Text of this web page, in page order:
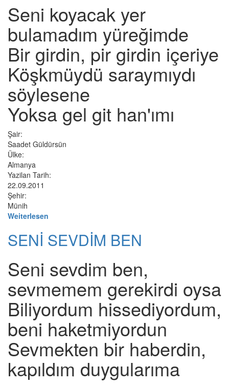
Seni koyacak yer
bulamadım yüreğimde
Bir girdin, pir girdin içeriye
Köşkmüydü saraymıydı
söylesene
Yoksa gel git han'ımı
Şair:
Saadet Güldürsün
Ülke:
Almanya
Yazilan Tarih:
22.09.2011
Şehir:
Münih
Weiterlesen
SENİ SEVDİM BEN
Seni sevdim ben,
sevmemem gerekirdi oysa
Biliyordum hissediyordum,
beni haketmiyordun
Sevmekten bir haberdin,
kapıldım duygularıma